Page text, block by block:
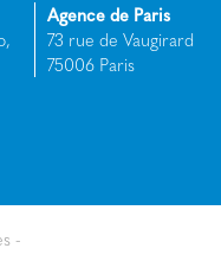
Agence de Paris
73 rue de Vaugirard
75006 Paris